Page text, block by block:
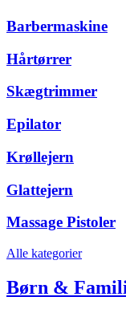
Barbermaskine
Hårtørrer
Skægtrimmer
Epilator
Krøllejern
Glattejern
Massage Pistoler
Alle kategorier
Børn &